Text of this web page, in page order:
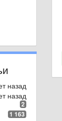
назад
назад
2
1 163